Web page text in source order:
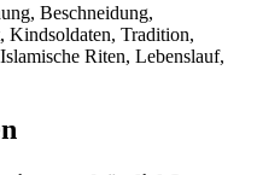
Beschneidung,
Kindsoldaten, Tradition,
Riten, Lebenslauf,